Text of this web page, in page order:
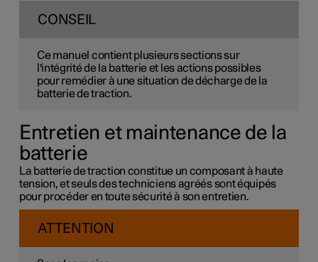
CONSEIL
Ce manuel contient plusieurs sections sur
l'intégrité de la batterie et les actions possibles
pour remédier à une situation de décharge de la
batterie de traction.
Entretien et maintenance de la
batterie
La batterie de traction constitue un composant à haute
tension, et seuls des techniciens agréés sont équipés
pour procéder en toute sécurité à son entretien.
ATTENTION